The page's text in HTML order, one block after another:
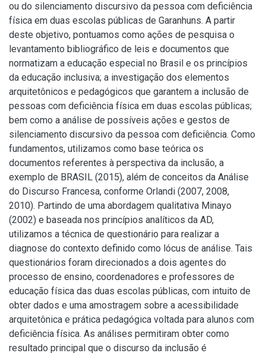
ou do silenciamento discursivo da pessoa com deficiência
física em duas escolas públicas de Garanhuns. A partir
deste objetivo, pontuamos como ações de pesquisa o
levantamento bibliográfico de leis e documentos que
normatizam a educação especial no Brasil e os princípios
da educação inclusiva; a investigação dos elementos
arquitetônicos e pedagógicos que garantem a inclusão de
pessoas com deficiência física em duas escolas públicas;
bem como a análise de possíveis ações e gestos de
silenciamento discursivo da pessoa com deficiência. Como
fundamentos, utilizamos como base teórica os
documentos referentes à perspectiva da inclusão, a
exemplo de BRASIL (2015), além de conceitos da Análise
do Discurso Francesa, conforme Orlandi (2007, 2008,
2010). Partindo de uma abordagem qualitativa Minayo
(2002) e baseada nos princípios analíticos da AD,
utilizamos a técnica de questionário para realizar a
diagnose do contexto definido como lócus de análise. Tais
questionários foram direcionados a dois agentes do
processo de ensino, coordenadores e professores de
educação física das duas escolas públicas, com intuito de
obter dados e uma amostragem sobre a acessibilidade
arquitetônica e prática pedagógica voltada para alunos com
deficiência física. As análises permitiram obter como
resultado principal que o discurso da inclusão é